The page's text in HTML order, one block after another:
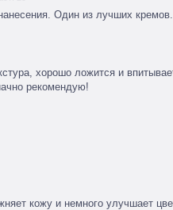
Один из лучших кремов.
хорошо ложится и
рекомендую!
кожу и немного улучшает